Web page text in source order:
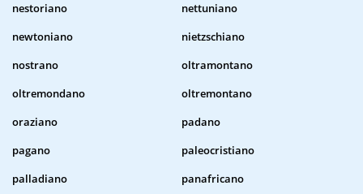
nestoriano
nettuniano
newtoniano
nietzschiano
nostrano
oltramontano
oltremondano
oltremontano
oraziano
padano
pagano
paleocristiano
palladiano
panafricano